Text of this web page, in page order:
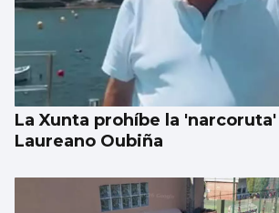
El Vaticano cerró el año 2025
patrimonio neto de 2.686
La Xunta prohíbe la
Laureano Oubiña